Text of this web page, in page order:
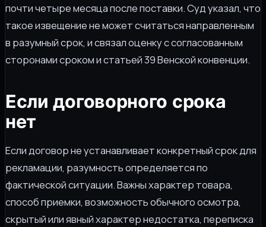
почти четыре месяца после поставки. Суд указал, что
такое извещение не может считаться направленным
в разумный срок, и связал оценку с согласованным
сторонами сроком и статьей 39 Венской конвенции.
Если договорного срока
нет
Если договор не устанавливает конкретный срок для
рекламации, разумность определяется по
фактической ситуации. Важны характер товара,
способ приемки, возможность обычного осмотра,
скрытый или явный характер недостатка, переписка